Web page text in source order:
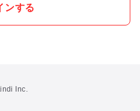
ンする
Inc.